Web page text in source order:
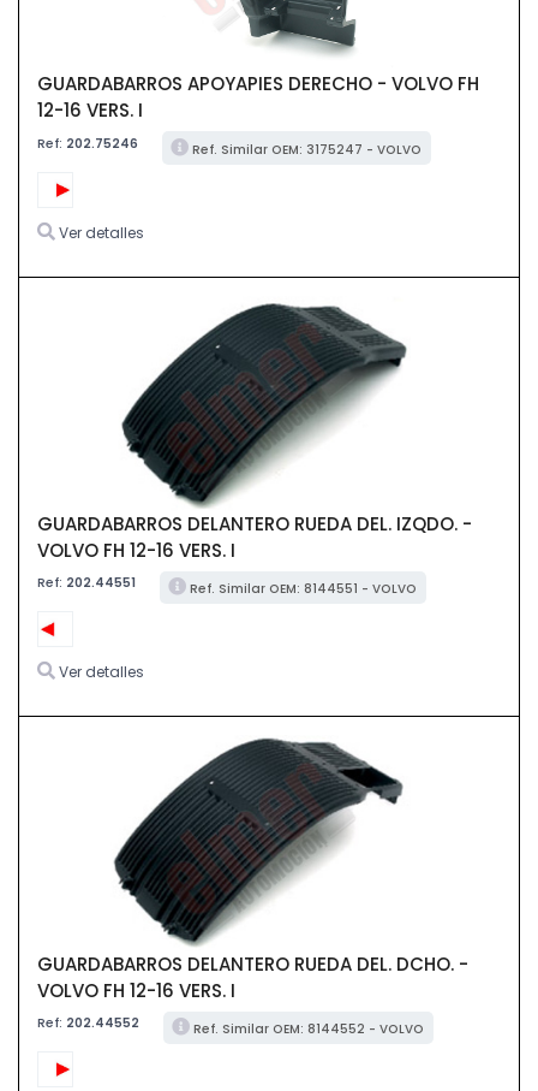
GUARDABARROS APOYAPIES DERECHO - VOLVO FH
12-16 VERS. I
Ref: 202.75246 Ref. Similar OEM: 3175247 - VOLVO
Ver detalles
GUARDABARROS DELANTERO RUEDA DEL. IZQDO. -
VOLVO FH 12-16 VERS. I
Ref: 202.44551 Ref. Similar OEM: 8144551 - VOLVO
Ver detalles
GUARDABARROS DELANTERO RUEDA DEL. DCHO. -
VOLVO FH 12-16 VERS. I
Ref: 202.44552 Ref. Similar OEM: 8144552 - VOLVO